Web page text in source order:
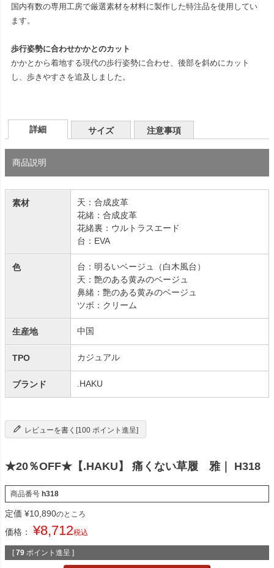
国内有数の専用工房で厳選素材を材料に製作した特注品を使用してい
ます。
歩行姿勢に合わせかかとのカット
かかとから着地する現代の歩行姿勢に合わせ、後部を斜めにカット
し、歩きやすさを追及しました。
詳細 サイズ 注意事項
商品説明
素材
天：合成皮革
花緒：合成皮革
花緒裏：ウルトラスエード
台：EVA
色
台：明るいベージュ（白木風台）
天：艶のある黄みのベージュ
鼻緒：艶のある黄みのベージュ
ツボ：クリーム
生産地 中国
TPO カジュアル
ブランド .HAKU
レビューを書く[100 ポイント進呈]
★20％OFF★【.HAKU】 痛くない草履 雅｜ H318
商品番号 h318
定価 ¥10,890のところ
価格： ¥8,712税込
[ 79 ポイント進呈 ]